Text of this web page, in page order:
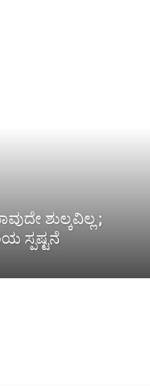
ಶುಲ್ಕವಿಲ್ಲ ;
ಸ್ಪಷ್ಟನೆ